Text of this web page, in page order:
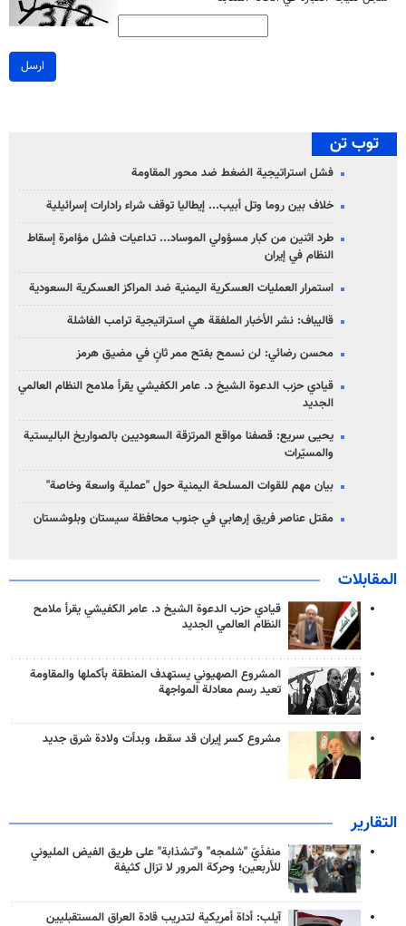
ارسل
توب تن
فشل استراتيجية الضغط ضد محور المقاومة
خلاف بين روما وتل أبيب... إيطاليا توقف شراء رادارات إسرائيلية
طرد اثنين من كبار مسؤولي الموساد... تداعيات فشل مؤامرة إسقاط
النظام في إيران
استمرار العمليات العسكرية اليمنية ضد المراكز العسكرية السعودية
قاليباف: نشر الأخبار الملفقة هي استراتيجية ترامب الفاشلة
محسن رضائي: لن نسمح بفتح ممر ثانٍ في مضيق هرمز
قيادي حزب الدعوة الشيخ د. عامر الكفيشي يقرأ ملامح النظام العالمي
الجديد
يحيى سريع: قصفنا مواقع المرتزقة السعوديين بالصواريخ الباليستية
والمسيّرات
بيان مهم للقوات المسلحة اليمنية حول "عملية واسعة وخاصة"
مقتل عناصر فريق إرهابي في جنوب محافظة سيستان وبلوشستان
المقابلات
قيادي حزب الدعوة الشيخ د. عامر الكفيشي يقرأ ملامح
النظام العالمي الجديد
المشروع الصهيوني يستهدف المنطقة بأكملها والمقاومة
تعيد رسم معادلة المواجهة
مشروع كسر إيران قد سقط، وبدأت ولادة شرق جديد
التقارير
منفذَيّ "شلمجه" و"تشذابة" على طريق الفيض المليوني
للأربعين؛ وحركة المرور لا تزال كثيفة
آيلب: أداة أمريكية لتدريب قادة العراق المستقبليين